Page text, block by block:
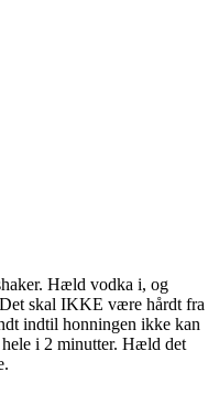
Hæld vodka i, og
skal IKKE være hårdt fra
indtil honningen ikke kan
i 2 minutter. Hæld det